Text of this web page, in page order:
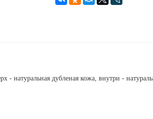
дубленая кожа, внутри -